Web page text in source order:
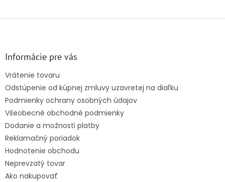
Z
Informácie pre vás
Vrátenie tovaru
Odstúpenie od kúpnej zmluvy uzavretej na diaľku
Podmienky ochrany osobných údajov
Všeobecné obchodné podmienky
Dodanie a možnosti platby
Reklamačný poriadok
Hodnotenie obchodu
Neprevzatý tovar
Ako nakupovať